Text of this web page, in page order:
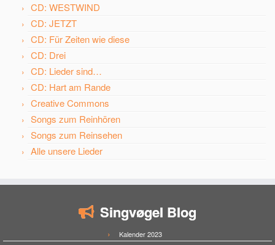
CD: WESTWIND
CD: JETZT
CD: Für Zeiten wie diese
CD: Drei
CD: Lieder sind…
CD: Hart am Rande
Creative Commons
Songs zum Reinhören
Songs zum Reinsehen
Alle unsere Lieder
Singvøgel Blog
Kalender 2023